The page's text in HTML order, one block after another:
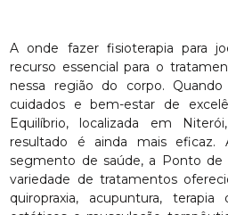
A onde fazer fisioterapia para
recurso essencial para o
nessa região do corpo.
cuidados e bem-estar de
Equilíbrio, localizada em
resultado é ainda mais eficaz.
segmento de saúde, a Ponto de
variedade de tratamentos
quiropraxia, acupuntura, terapia